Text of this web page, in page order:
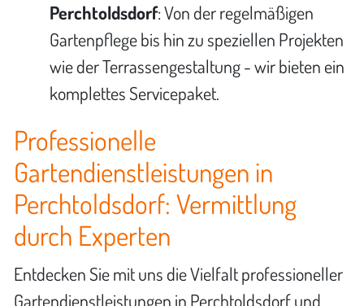
Perchtoldsdorf: Von der regelmäßigen
Gartenpflege bis hin zu speziellen Projekten
wie der Terrassengestaltung - wir bieten ein
komplettes Servicepaket.
Professionelle
Gartendienstleistungen in
Perchtoldsdorf: Vermittlung
durch Experten
Entdecken Sie mit uns die Vielfalt professioneller
Gartendienstleistungen in Perchtoldsdorf und